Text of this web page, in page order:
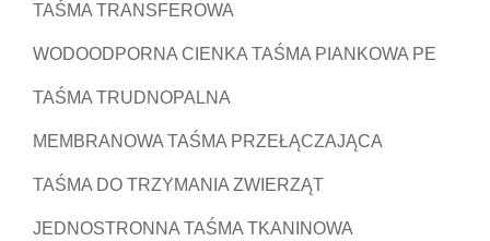
TAŚMA TRANSFEROWA
WODOODPORNA CIENKA TAŚMA PIANKOWA PE
TAŚMA TRUDNOPALNA
MEMBRANOWA TAŚMA PRZEŁĄCZAJĄCA
TAŚMA DO TRZYMANIA ZWIERZĄT
JEDNOSTRONNA TAŚMA TKANINOWA